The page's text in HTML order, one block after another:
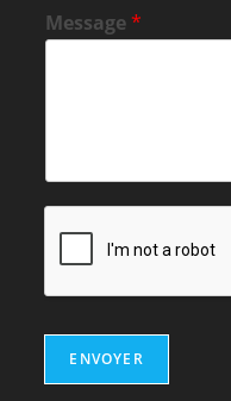
Message*
ENVOYER